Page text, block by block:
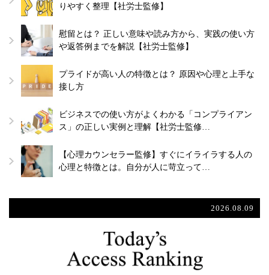
りやすく整理【社労士監修】
慰留とは？ 正しい意味や読み方から、実践の使い方
や返答例までを解説【社労士監修】
プライドが高い人の特徴とは？ 原因や心理と上手な
接し方
ビジネスでの使い方がよくわかる「コンプライアン
ス」の正しい実例と理解【社労士監修…
【心理カウンセラー監修】すぐにイライラする人の
心理と特徴とは。自分が人に苛立って…
2026.08.09